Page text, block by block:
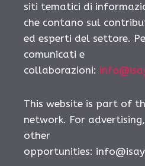
siti tematici di
che contano sul
ed esperti del settore.
comunicati e
collaborazioni:
This website is part of
network. For
other
opportunities: